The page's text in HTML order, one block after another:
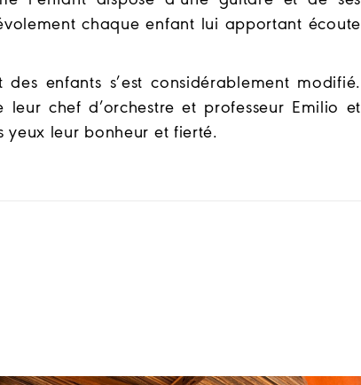
chaque enfant lui apportant écoute
enfants s’est considérablement modifié.
chef d’orchestre et professeur Emilio et
yeux leur bonheur et fierté.